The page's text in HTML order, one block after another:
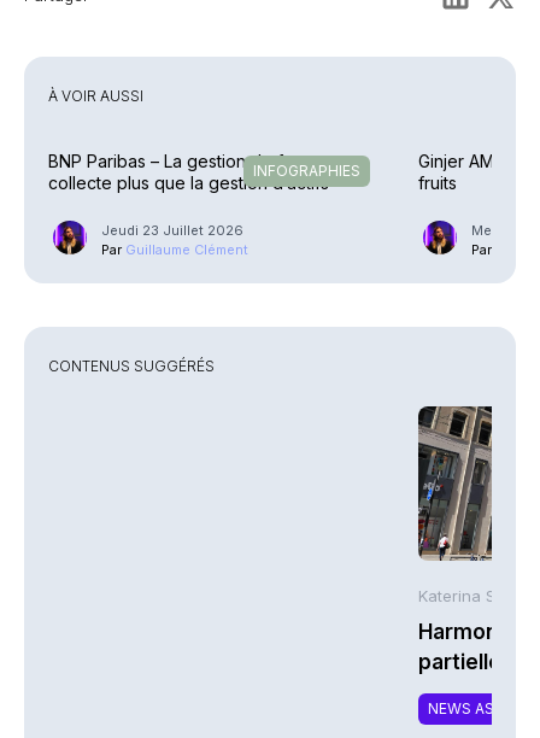
À VOIR AUSSI
INFOGRAPHIES
BNP Paribas – La gestion de fortune
collecte plus que la gestion d’actifs
Jeudi 23 Juillet 2026
Par Guillaume Clément
Ginjer AM –
fruits
Mercredi
Par
CONTENUS SUGGÉRÉS
Katerina
Harmonie
partielle du
MTCAT
NEWS